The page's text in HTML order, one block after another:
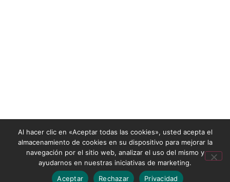
Al hacer clic en «Aceptar todas las cookies», usted acepta el
almacenamiento de cookies en su dispositivo para mejorar la
navegación por el sitio web, analizar el uso del mismo y
ayudarnos en nuestras iniciativas de marketing.
Aceptar
Rechazar Privacidad